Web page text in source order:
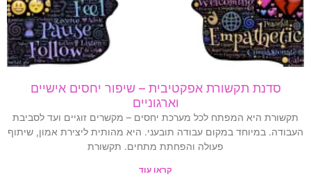
סדנת תקשורת אפקטיבית – שיפור יחסים אישיים
וארגוניים
תקשורת היא המפתח לכל מערכת יחסים – מקשרים זוגיים ועד לסביבת
העבודה. במיוחד במקום עבודה תובעני. היא מהותית ליצירת אמון, שיתוף
פעולה והפחתת מתחים. תקשורת
קראו עוד